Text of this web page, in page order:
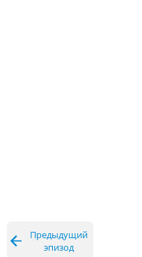
Предыдущий
эпизод